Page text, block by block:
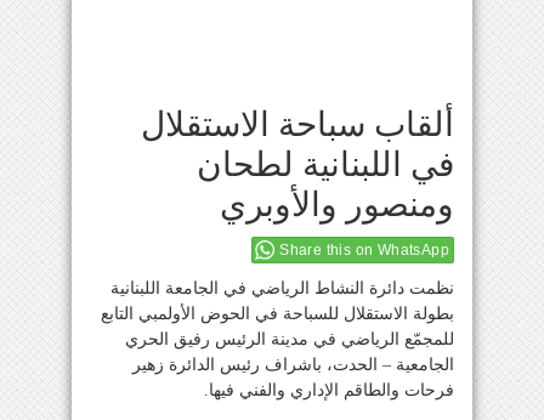
ألقاب سباحة الاستقلال
في اللبنانية لطحان
ومنصور والأوبري
Share this on WhatsApp
نظمت دائرة النشاط الرياضي في الجامعة اللبنانية
بطولة الاستقلال للسباحة في الحوض الأولمبي التابع
للمجمّع الرياضي في مدينة الرئيس رفيق الحري
الجامعية – الحدت، باشراف رئيس الدائرة زهير
فرحات والطاقم الإداري والفني فيها.